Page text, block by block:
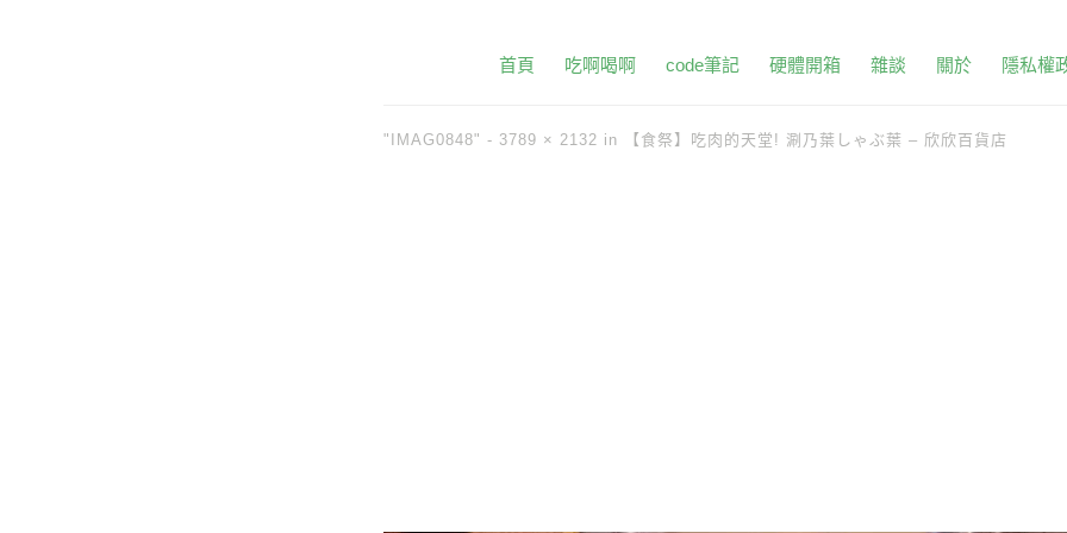
首頁 吃啊喝啊 code筆記 硬體開箱 雜談 關於 隱私權
"IMAG0848" - 3789 × 2132 in 【食祭】吃肉的天堂! 涮乃葉しゃぶ葉 – 欣欣百貨店